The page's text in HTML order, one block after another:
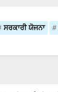
ਸਰਕਾਰੀ ਯੋਜਨਾ